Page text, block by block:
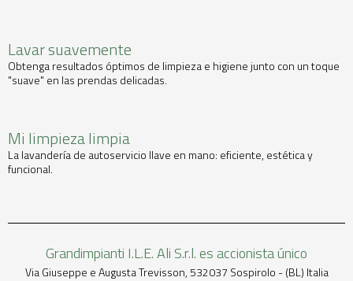
Lavar suavemente
Obtenga resultados óptimos de limpieza e higiene junto con un toque
"suave" en las prendas delicadas.
Mi limpieza limpia
La lavandería de autoservicio llave en mano: eficiente, estética y
funcional.
Grandimpianti I.L.E. Ali S.r.l. es accionista único
Via Giuseppe e Augusta Trevisson, 532037 Sospirolo - (BL) Italia